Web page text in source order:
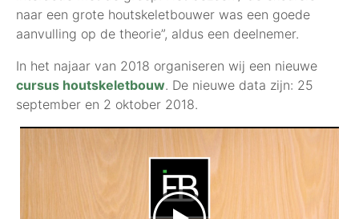
naar een grote houtskeletbouwer was een goede
aanvulling op de theorie”, aldus een deelnemer.
In het najaar van 2018 organiseren wij een nieuwe
cursus houtskeletbouw. De nieuwe data zijn: 25
september en 2 oktober 2018.